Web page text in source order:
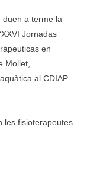
duen a terme la
Jornadas
en
Mollet,
al CDIAP
les fisioterapeutes